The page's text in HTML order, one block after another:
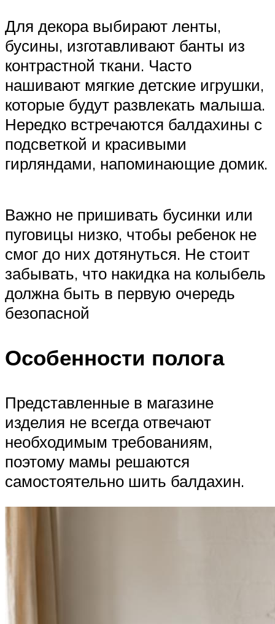
Для декора выбирают ленты,
бусины, изготавливают банты из
контрастной ткани. Часто
нашивают мягкие детские игрушки,
которые будут развлекать малыша.
Нередко встречаются балдахины с
подсветкой и красивыми
гирляндами, напоминающие домик.
Важно не пришивать бусинки или
пуговицы низко, чтобы ребенок не
смог до них дотянуться. Не стоит
забывать, что накидка на колыбель
должна быть в первую очередь
безопасной
Особенности полога
Представленные в магазине
изделия не всегда отвечают
необходимым требованиям,
поэтому мамы решаются
самостоятельно шить балдахин.